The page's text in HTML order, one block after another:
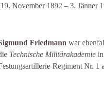
November 1892 – 3. Jänner
Friedmann war
Technische Militärakademie
Regiment Nr. 1